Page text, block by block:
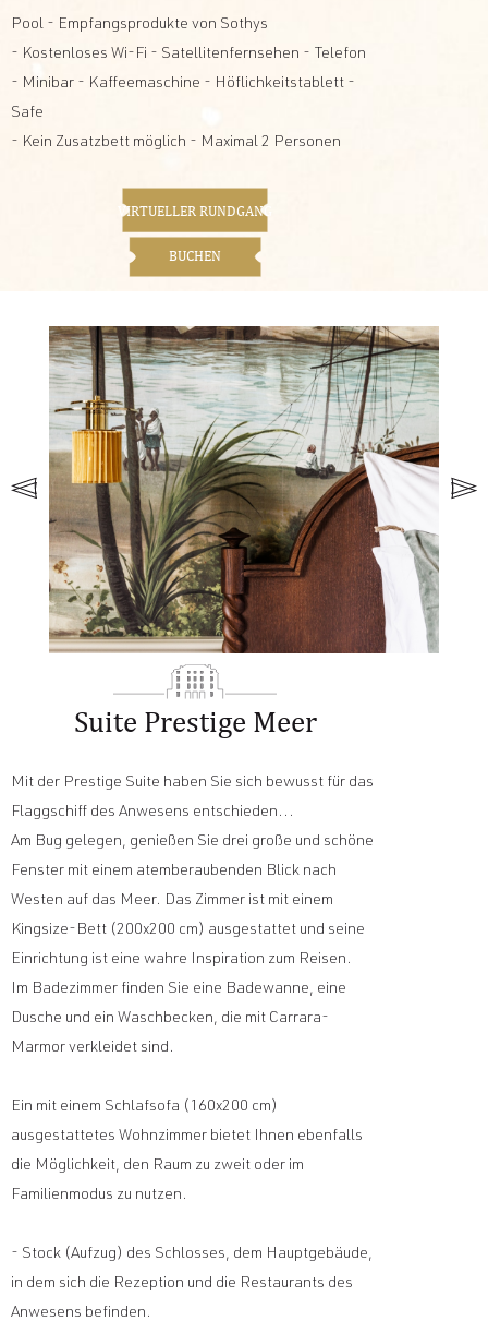
Pool - Empfangsprodukte von Sothys
- Kostenloses Wi-Fi - Satellitenfernsehen - Telefon
- Minibar - Kaffeemaschine - Höflichkeitstablett -
Safe
- Kein Zusatzbett möglich - Maximal 2 Personen
VIRTUELLER RUNDGANG
BUCHEN
Suite Prestige Meer
Mit der Prestige Suite haben Sie sich bewusst für das
Flaggschiff des Anwesens entschieden...
Am Bug gelegen, genießen Sie drei große und schöne
Fenster mit einem atemberaubenden Blick nach
Westen auf das Meer. Das Zimmer ist mit einem
Kingsize-Bett (200x200 cm) ausgestattet und seine
Einrichtung ist eine wahre Inspiration zum Reisen.
Im Badezimmer finden Sie eine Badewanne, eine
Dusche und ein Waschbecken, die mit Carrara-
Marmor verkleidet sind.
Ein mit einem Schlafsofa (160x200 cm)
ausgestattetes Wohnzimmer bietet Ihnen ebenfalls
die Möglichkeit, den Raum zu zweit oder im
Familienmodus zu nutzen.
- Stock (Aufzug) des Schlosses, dem Hauptgebäude,
in dem sich die Rezeption und die Restaurants des
Anwesens befinden.